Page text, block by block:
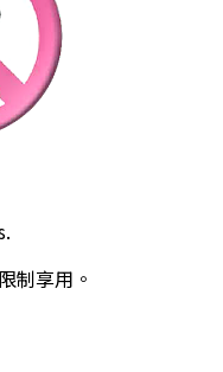
制享用。